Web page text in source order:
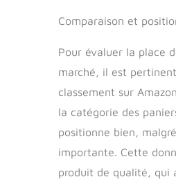
Comparaison et
Pour évaluer la place
marché, il est
classement sur
la catégorie des
positionne bien,
importante. Cette
produit de qualité, qui